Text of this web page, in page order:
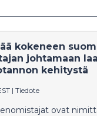
kokeneen
johtamaan
kehitystä
| Tiedote
ovat